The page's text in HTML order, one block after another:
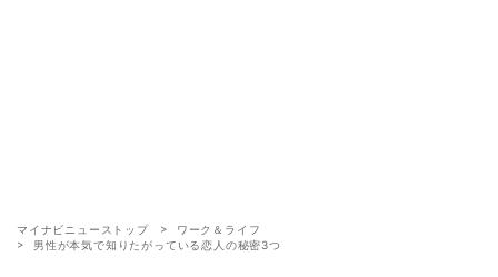
マイナビニューストップ
ワーク＆ライフ
男性が本気で知りたがっている恋人の秘密3つ